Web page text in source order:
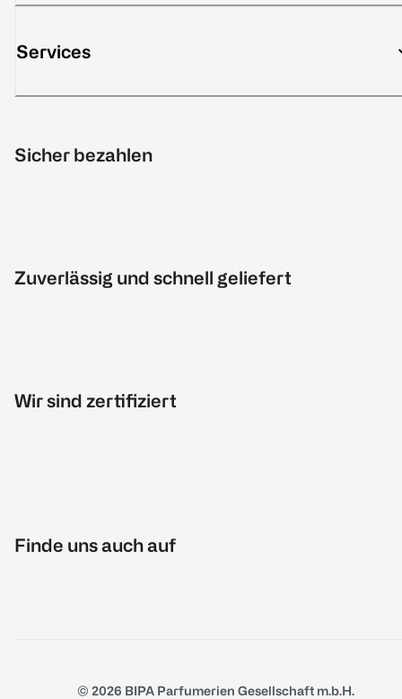
Services
Sicher bezahlen
Zuverlässig und schnell geliefert
Wir sind zertifiziert
Finde uns auch auf
© 2026 BIPA Parfumerien Gesellschaft m.b.H.